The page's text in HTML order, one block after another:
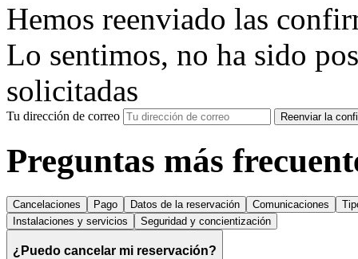
Hemos reenviado las
Lo sentimos, no ha sido
solicitadas
Tu dirección de correo Reenviar la
Preguntas más
Cancelaciones Pago Datos de la reservación Comunicaciones
Instalaciones y servicios
Seguridad y concientización
¿Puedo cancelar mi reservación?